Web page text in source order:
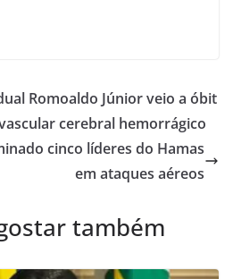
Romoaldo Júnior veio a óbit
cerebral hemorrágico
cinco líderes do Hamas
em ataques aéreos
também